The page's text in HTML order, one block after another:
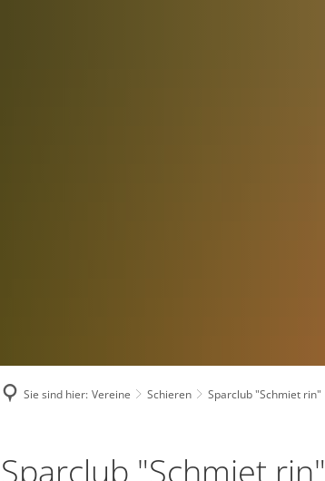
Sie sind hier: Vereine Schieren Sparclub "Schmiet rin"
Sparclub "Schmiet rin"